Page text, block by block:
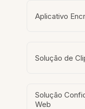
Aplicativo
Solução de
Solução
Web